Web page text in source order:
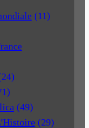
(11)
(49)
(29)